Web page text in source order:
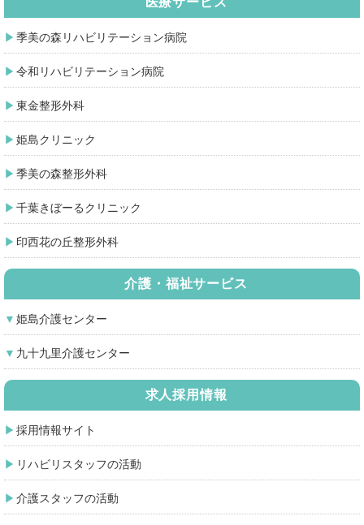
季美の森リハビリテーション病院
令和リハビリテーション病院
東金整形外科
姫島クリニック
季美の森整形外科
千葉きぼーるクリニック
印西花の丘整形外科
介護・福祉サービス
姫島介護センター
九十九里介護センター
求人採用情報
採用情報サイト
リハビリスタッフの活動
介護スタッフの活動